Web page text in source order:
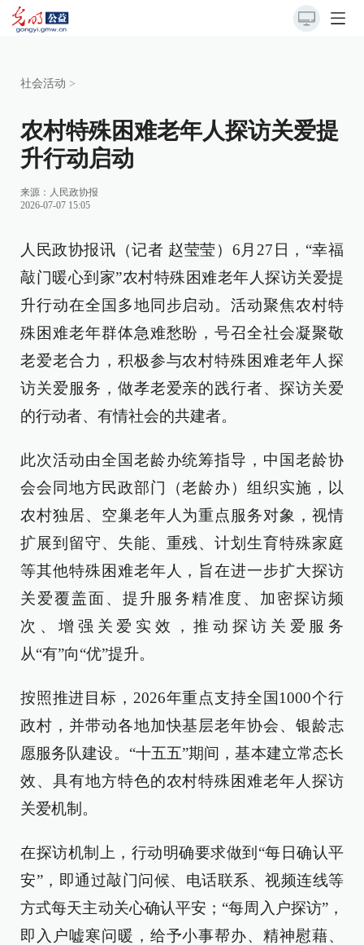
社会活动 >
农村特殊困难老年人探访关爱提
升行动启动
来源： 人民政协报
2026-07-07 15:05
人民政协报讯（记者 赵莹莹）6月27日，“幸福
敲门暖心到家”农村特殊困难老年人探访关爱提
升行动在全国多地同步启动。活动聚焦农村特
殊困难老年群体急难愁盼，号召全社会凝聚敬
老爱老合力，积极参与农村特殊困难老年人探
访关爱服务，做孝老爱亲的践行者、探访关爱
的行动者、有情社会的共建者。
此次活动由全国老龄办统筹指导，中国老龄协
会会同地方民政部门（老龄办）组织实施，以
农村独居、空巢老年人为重点服务对象，视情
扩展到留守、失能、重残、计划生育特殊家庭
等其他特殊困难老年人，旨在进一步扩大探访
关爱覆盖面、提升服务精准度、加密探访频
次、增强关爱实效，推动探访关爱服务
从“有”向“优”提升。
按照推进目标，2026年重点支持全国1000个行
政村，并带动各地加快基层老年协会、银龄志
愿服务队建设。“十五五”期间，基本建立常态长
效、具有地方特色的农村特殊困难老年人探访
关爱机制。
在探访机制上，行动明确要求做到“每日确认平
安”，即通过敲门问候、电话联系、视频连线等
方式每天主动关心确认平安；“每周入户探访”，
即入户嘘寒问暖，给予小事帮办、精神慰藉、